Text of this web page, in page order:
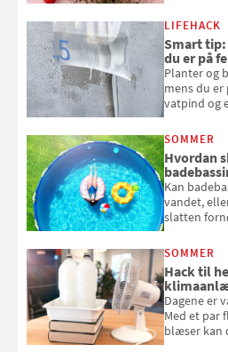
kan bruge
bagværk
LIFEHACK
Smart tip:
du er på
Planter og
mens du er
vatpind og
at bede
komme
SOMMER
Hvordan
Kan
vandet,
slatten
SOMMER
Hack til
Dagene er
Med et par
blæser kan